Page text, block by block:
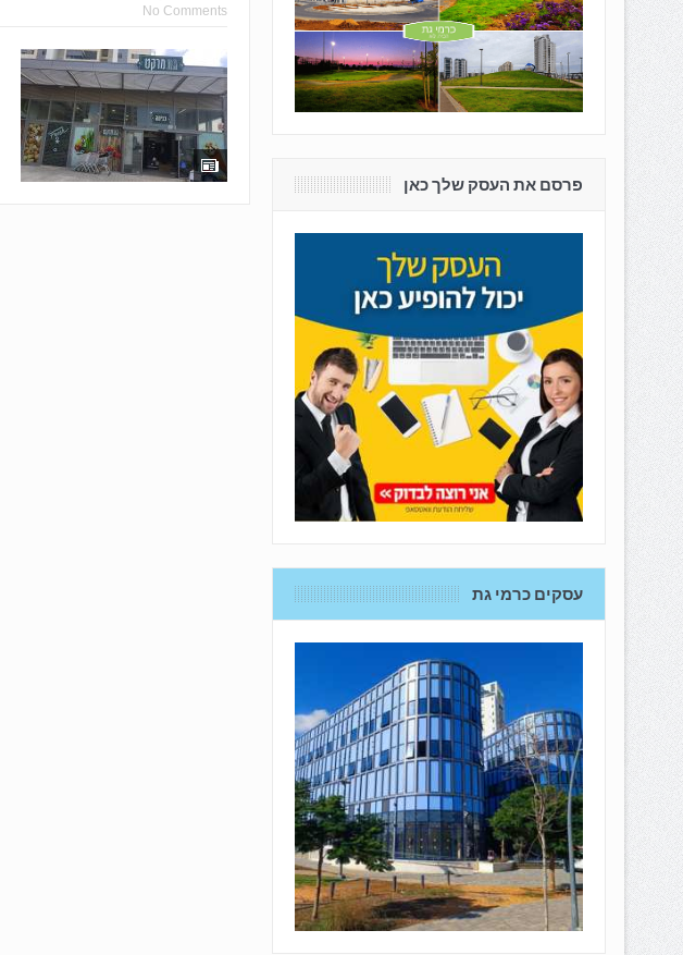
No Comments
פרסם את העסק שלך כאן
עסקים כרמי גת